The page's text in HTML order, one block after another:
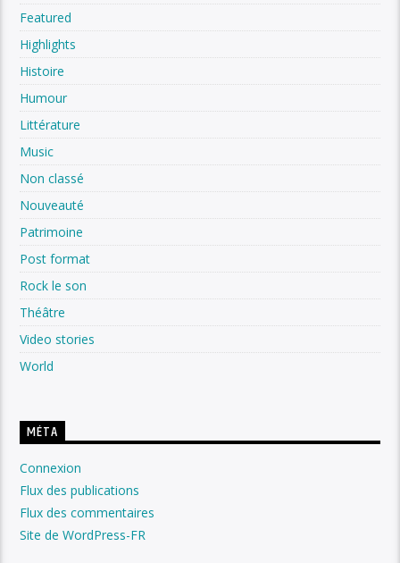
Featured
Highlights
Histoire
Humour
Littérature
Music
Non classé
Nouveauté
Patrimoine
Post format
Rock le son
Théâtre
Video stories
World
MÉTA
Connexion
Flux des publications
Flux des commentaires
Site de WordPress-FR